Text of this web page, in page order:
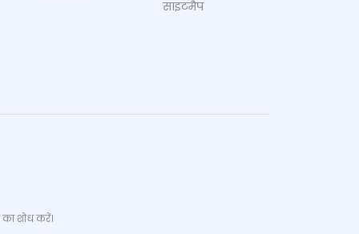
साइटमैप
शोध करें।